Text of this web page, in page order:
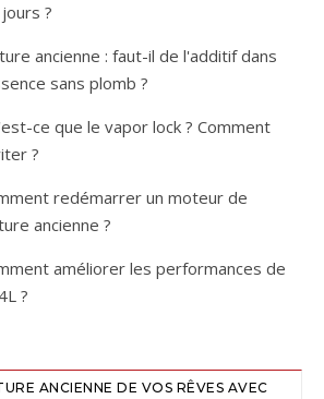
?
ancienne : faut-il de l'additif dans
sans plomb ?
ce que le vapor lock ? Comment
?
redémarrer un moteur de
ancienne ?
améliorer les performances de
?
ANCIENNE DE VOS RÊVES AVEC